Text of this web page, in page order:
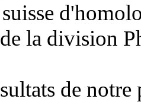
la division
de